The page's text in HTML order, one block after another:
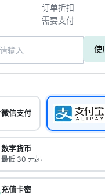
订单折扣
需要支付
使
微信支付
数字货币
最低 30 元起
充值卡密